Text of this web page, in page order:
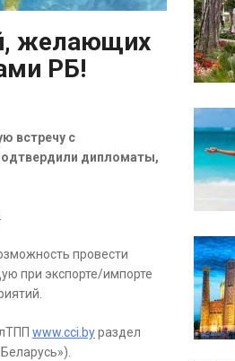
желающих
РБ!
встречу с
дипломаты,
провести
при экспорте/импорте
www.cci.byраздел